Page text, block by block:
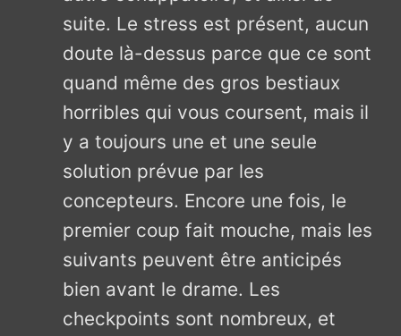
suite. Le stress est présent, aucun
doute là-dessus parce que ce sont
quand même des gros bestiaux
horribles qui vous coursent, mais il
y a toujours une et une seule
solution prévue par les
concepteurs. Encore une fois, le
premier coup fait mouche, mais les
suivants peuvent être anticipés
bien avant le drame. Les
checkpoints sont nombreux, et